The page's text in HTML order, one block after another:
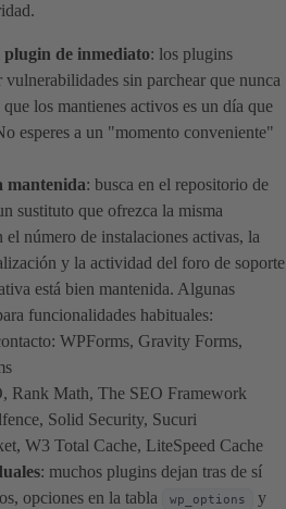
plugin de inmediato: los plugins
vulnerabilidades sin parchear que nunca
los mantienes activos es un día que
esperes a un "momento conveniente"
mantenida: busca en el repositorio de
sustituto que ofrezca la misma
número de instalaciones activas, la
y la actividad del foro de soporte
está bien mantenida. Algunas
funcionalidades habituales:
WPForms, Gravity Forms,
Rank Math, The SEO Framework
Solid Security, Sucuri
W3 Total Cache, LiteSpeed Cache
: muchos plugins dejan tras de sí
opciones en la tabla
wp_options
y